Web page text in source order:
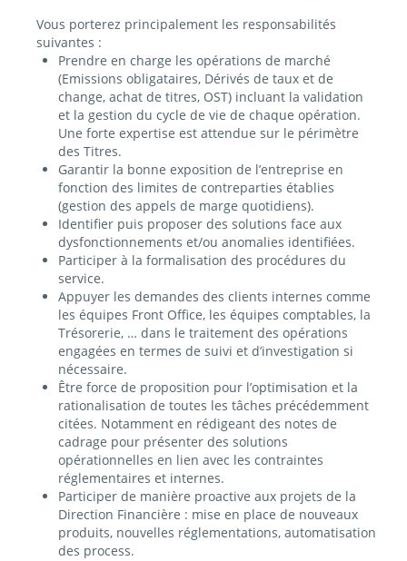
Vous porterez principalement les responsabilités
suivantes :
Prendre en charge les opérations de marché
(Emissions obligataires, Dérivés de taux et de
change, achat de titres, OST) incluant la validation
et la gestion du cycle de vie de chaque opération.
Une forte expertise est attendue sur le périmètre
des Titres.
Garantir la bonne exposition de l’entreprise en
fonction des limites de contreparties établies
(gestion des appels de marge quotidiens).
Identifier puis proposer des solutions face aux
dysfonctionnements et/ou anomalies identifiées.
Participer à la formalisation des procédures du
service.
Appuyer les demandes des clients internes comme
les équipes Front Office, les équipes comptables, la
Trésorerie, … dans le traitement des opérations
engagées en termes de suivi et d’investigation si
nécessaire.
Être force de proposition pour l’optimisation et la
rationalisation de toutes les tâches précédemment
citées. Notamment en rédigeant des notes de
cadrage pour présenter des solutions
opérationnelles en lien avec les contraintes
réglementaires et internes.
Participer de manière proactive aux projets de la
Direction Financière : mise en place de nouveaux
produits, nouvelles réglementations, automatisation
des process.